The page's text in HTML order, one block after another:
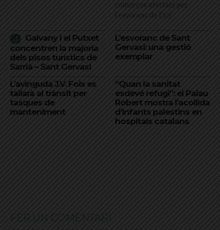
comerços afectats per
l'esvoranc de l'L9
Galvany i el Putxet
concentren la majoria
dels pisos turístics de
Sarrià – Sant Gervasi
L’esvoranc de Sant
Gervasi: una gestió
exemplar
L’avinguda J.V. Foix es
tallarà al trànsit per
tasques de
manteniment
“Quan la sanitat
esdevé refugi”: el Palau
Robert mostra l’acollida
d’infants palestins en
hospitals catalans
FER UN COMENTARI